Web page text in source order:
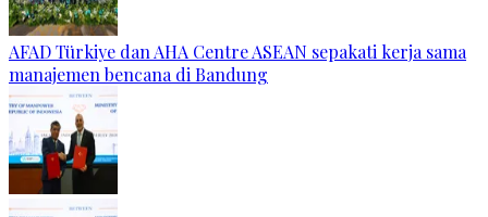
AFAD Türkiye dan AHA Centre ASEAN sepakati kerja sama
manajemen bencana di Bandung